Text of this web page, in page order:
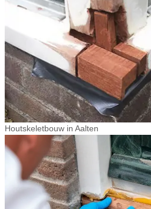
Houtskeletbouw in Aalten